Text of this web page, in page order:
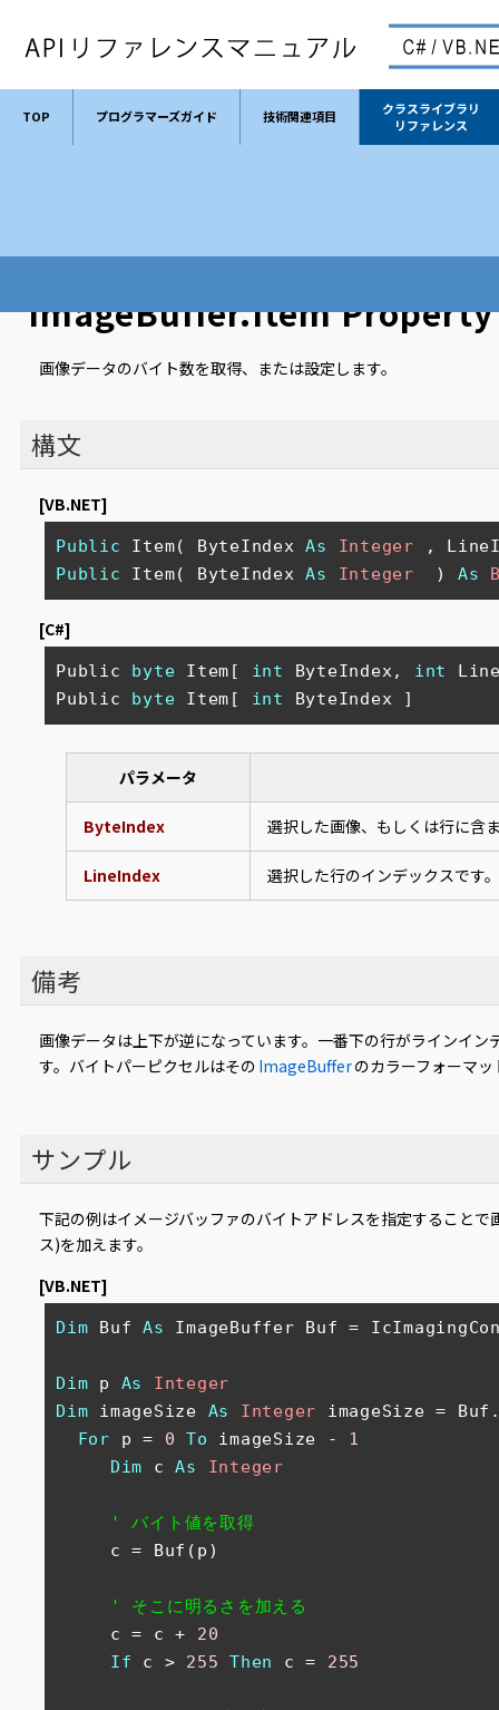
TOP プログラマーズガイド 技術関連項目
クラスライブラリ
リファレンス
ImageBuffer.Item Property
画像データのバイト数を取得、または設定します。
構文
[VB.NET]
Public Item( ByteIndex As Integer ,
Public Item( ByteIndex As Integer
  )
As
[C#]
Public byte Item[ int ByteIndex, int
Public byte Item[ int ByteIndex ]
パラメータ
ByteIndex 選択した画像、もしくは行に含
LineIndex 選択した行のインデックスです。
備考
画像データは上下が逆になっています。一番下の行がラインイ
す。バイトパーピクセルはその ImageBufferのカラーフォーマ
サンプル
下記の例はイメージバッファのバイトアドレスを指定すること
ス)を加えます。
[VB.NET]
Dim Buf As ImageBuffer Buf =
Dim p As
Integer
Dim imageSize As Integer imageSize =
For p = 0 To imageSize - 1
Dim c As Integer
' バイト値を取得
' そこに明るさを加える
     c = c +
20
If c > 255 Then c = 255